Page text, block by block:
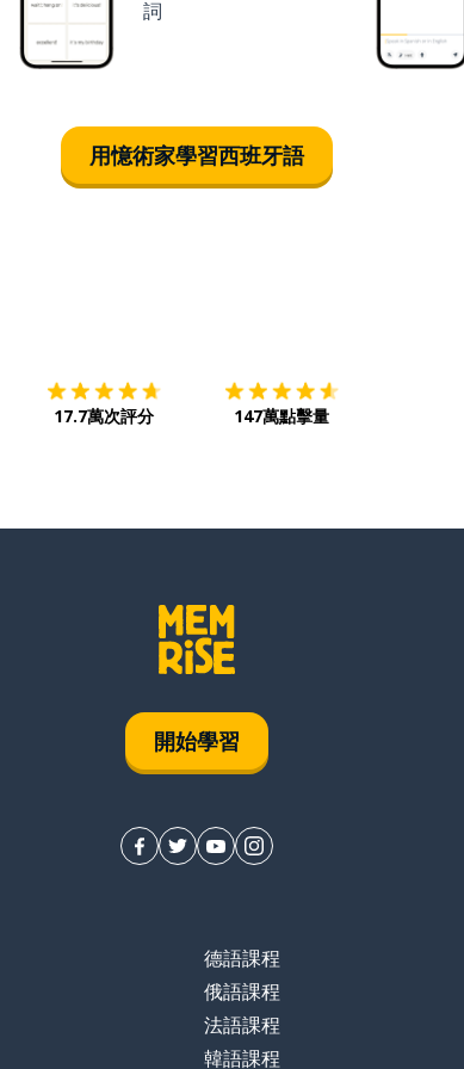
詞
用憶術家學習西班牙語
17.7萬次評分 147萬點擊量
開始學習
德語課程
俄語課程
法語課程
韓語課程